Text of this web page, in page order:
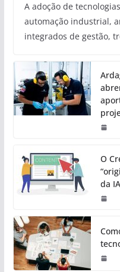
A adoção de
automação industrial,
integrados de gestão,
O
da IA